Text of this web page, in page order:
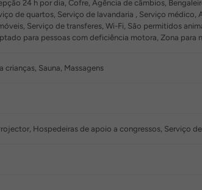
24 h por dia, Cofre, Agência de câmbios,
de quartos, Serviço de lavandaria , Serviço
Serviço de transferes, Wi-Fi, São permitidos
para pessoas com deficiência motora, Zona para
crianças, Sauna, Massagens
Hospedeiras de apoio a congressos, Serviço